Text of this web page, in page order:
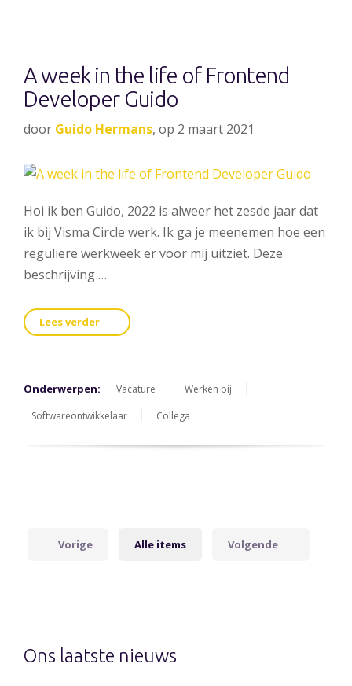
A week in the life of Frontend
Developer Guido
door Guido Hermans, op 2 maart 2021
Hoi ik ben Guido, 2022 is alweer het zesde jaar dat
ik bij Visma Circle werk. Ik ga je meenemen hoe een
reguliere werkweek er voor mij uitziet. Deze
beschrijving …
Lees verder
Onderwerpen: Vacature
Werken bij
Softwareontwikkelaar
Collega
Vorige Alle items Volgende
Ons laatste nieuws